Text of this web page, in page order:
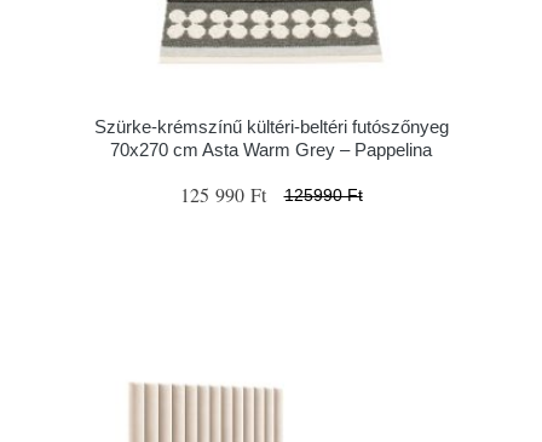
Szürke-krémszínű kültéri-beltéri futószőnyeg
70x270 cm Asta Warm Grey – Pappelina
125 990 Ft 125990 Ft